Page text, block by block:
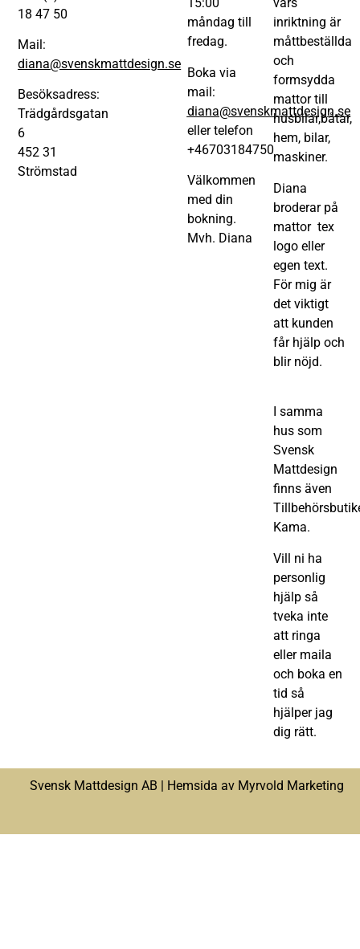
18 47 50
Mail:
diana@svenskmattdesign.se
Besöksadress:
Trädgårdsgatan
6
452 31
Strömstad
15:00
måndag till
fredag.
Boka via
mail:
diana@svenskmattdesign.se
eller telefon
+46703184750
Välkommen
med din
bokning.
Mvh. Diana
vars
inriktning är
måttbeställda
och
formsydda
mattor till
husbilar,båtar,
hem, bilar,
maskiner.
Diana
broderar på
mattor tex
logo eller
egen text.
För mig är
det viktigt
att kunden
får hjälp och
blir nöjd.
I samma
hus som
Svensk
Mattdesign
finns även
Kama.
Vill ni ha
personlig
hjälp så
tveka inte
att ringa
eller maila
och boka en
tid så
hjälper jag
dig rätt.
Svensk Mattdesign AB | Hemsida av Myrvold Marketing